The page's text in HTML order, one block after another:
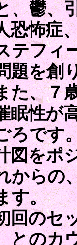
、鬱、
恐怖症
テフィ
題を創
、７歳
眠性が
ろです
図をポ
からの
す。
のセッ
とのカ